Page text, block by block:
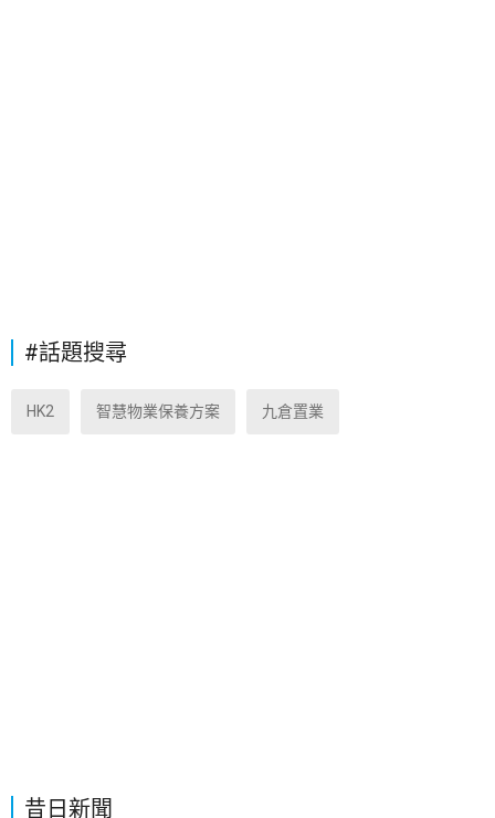
昔日新聞
#話題搜尋
HK2 智慧物業保養方案 九倉置業